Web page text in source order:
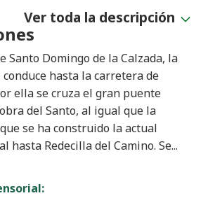
Santo Domingo de la Calzada, la
hasta la carretera de
ella se cruza el gran puente
del Santo, al igual que la
se ha construido la actual
hasta Redecilla del Camino. Se...
Ver toda la descripción